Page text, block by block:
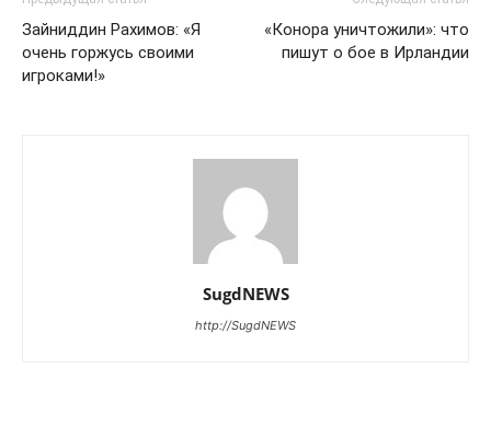
Зайниддин Рахимов: «Я
очень горжусь своими
игроками!»
«Конора уничтожили»: что
пишут о бое в Ирландии
SugdNEWS
http://SugdNEWS